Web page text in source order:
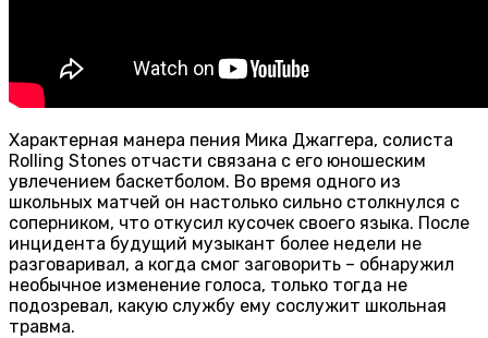
Характерная манера пения Мика Джаггера, солиста
Rolling Stones отчасти связана с его юношеским
увлечением баскетболом. Во время одного из
школьных матчей он настолько сильно столкнулся с
соперником, что откусил кусочек своего языка. После
инцидента будущий музыкант более недели не
разговаривал, а когда смог заговорить – обнаружил
необычное изменение голоса, только тогда не
подозревал, какую службу ему сослужит школьная
травма.